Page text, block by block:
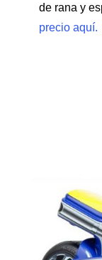
de rana y
precio aquí.